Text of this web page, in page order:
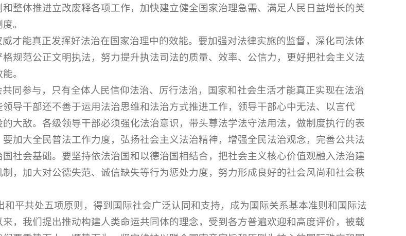
整体推进立改废释各项工作，加快建立健全国家治理急需、满足人民日益增长的美
。
才能真正发挥好法治在国家治理中的效能。要加强对法律实施的监督，深化司法体
规范公正文明执法，努力提升执法司法的质量、效率、公信力，更好把社会主义法
。
同参与，只有全体人民信仰法治、厉行法治，国家和社会生活才能真正实现在法治
导干部还不善于运用法治思维和法治方式推进工作，领导干部心中无法、以言代
大敌。各级领导干部必须强化法治意识，带头尊法学法守法用法，做制度执行的表
加大全民普法工作力度，弘扬社会主义法治精神，增强全民法治观念，完善公共法
社会基础。要坚持依法治国和以德治国相结合，把社会主义核心价值观融入法治建
，加大对公德失范、诚信缺失等行为惩处力度，努力形成良好的社会风尚和社会秩
和平共处五项原则，得到国际社会广泛认同和支持，成为国际关系基本准则和国际法
，我们提出推动构建人类命运共同体的理念，受到各方普遍欢迎和高度评价，被载